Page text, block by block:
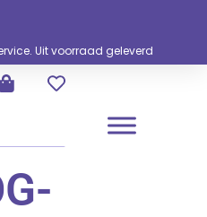
Uit voorraad geleverd